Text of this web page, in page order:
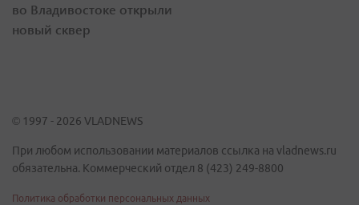
во Владивостоке открыли
новый сквер
© 1997 - 2026 VLADNEWS
При любом использовании материалов ссылка на vladnews.ru
обязательна. Коммерческий отдел 8 (423) 249-8800
Политика обработки персональных данных